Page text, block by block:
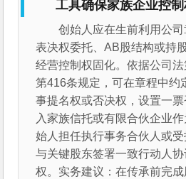
工具确保家族企业控
创始人应在生前利用公司
表决权委托、AB股结构或持
经营控制权固化。依据公司
第416条规定，可在章程中约
事提名权或否决权，设置一票
入家族信托或有限合伙企业
始人担任执行事务合伙人或受
与关键股东签署一致行动人
权。实务建议：在传承前完